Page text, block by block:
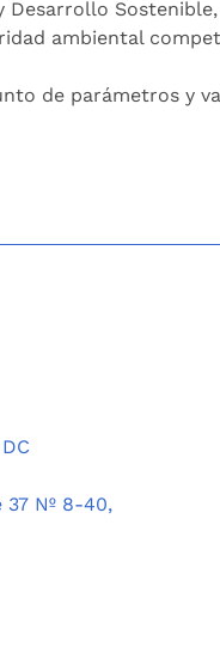
Sostenible,
ambiental
de parámetros y
37 Nº 8-40,